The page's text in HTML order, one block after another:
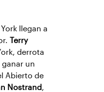
llegan a
Terry
derrota
ganar un
Abierto de
Nostrand,